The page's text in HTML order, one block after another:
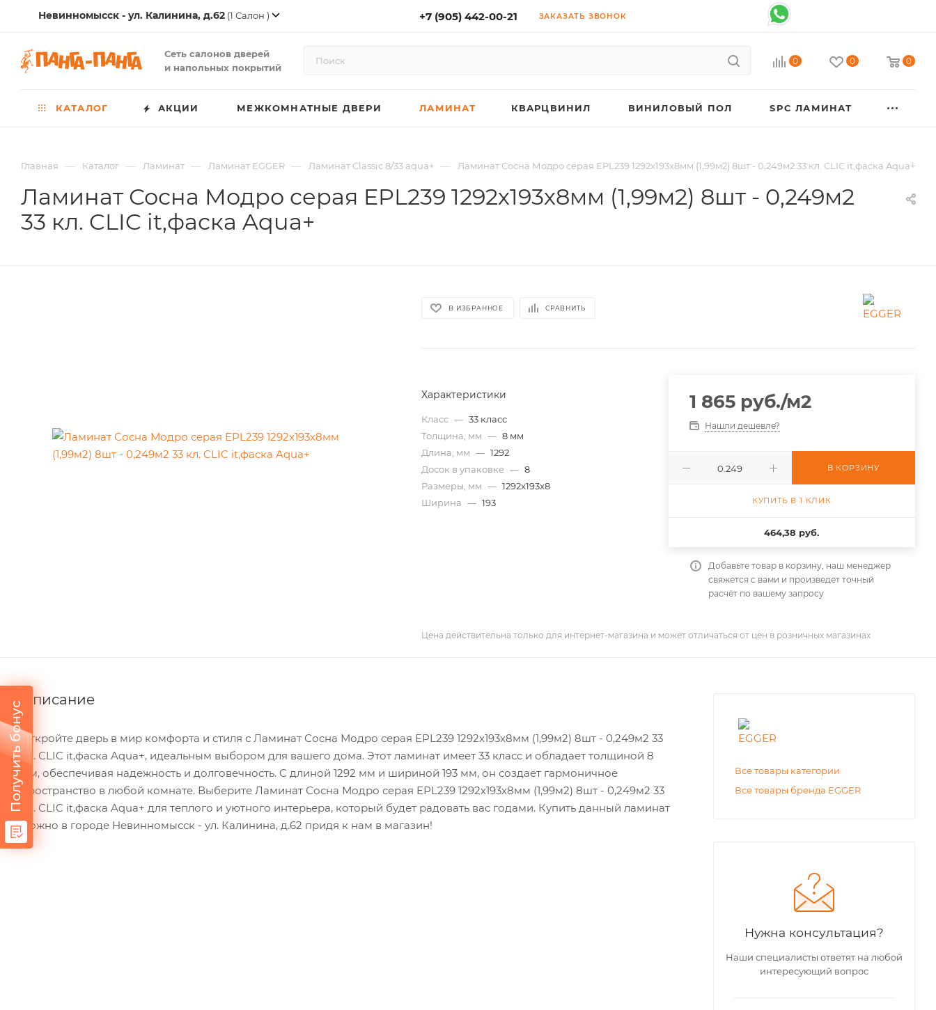
Невинномысск - ул. Калинина, д.62 (1 Салон ) +7 (905) 442-00-21 ЗАКАЗАТЬ ЗВОНОК
Сеть салонов дверей
и напольных покрытий
0 0 0
КАТАЛОГ АКЦИИ МЕЖКОМНАТНЫЕ ДВЕРИ ЛАМИНАТ КВАРЦВИНИЛ ВИНИЛОВЫЙ ПОЛ SPC ЛАМИНАТ
Главная — Каталог — Ламинат — Ламинат EGGER — Ламинат Classic 8/33 aqua+ — Ламинат Сосна Модро серая EPL239 1292х193х8мм (1,99м2) 8шт - 0,249м2 33 кл. CLIC it,фаска Aqua+
Ламинат Сосна Модро серая EPL239 1292х193х8мм (1,99м2) 8шт - 0,249м2
33 кл. CLIC it,фаска Aqua+
В ИЗБРАННОЕ СРАВНИТЬ
Характеристики
Класс — 33 класс
Толщина, мм — 8 мм
Длина, мм — 1292
Досок в упаковке — 8
Размеры, мм — 1292x193x8
Ширина — 193
1 865руб./м2
Нашли дешевле?
В КОРЗИНУ
КУПИТЬ В 1 КЛИК
464,38 руб.
Добавьте товар в корзину, наш менеджер
свяжется с вами и произведет точный
расчёт по вашему запросу
Цена действительна только для интернет-магазина и может отличаться от цен в розничных магазинах
Описание
Откройте дверь в мир комфорта и стиля с Ламинат Сосна Модро серая EPL239 1292х193х8мм (1,99м2) 8шт - 0,249м2 33
кл. CLIC it,фаска Aqua+, идеальным выбором для вашего дома. Этот ламинат имеет 33 класс и обладает толщиной 8
мм, обеспечивая надежность и долговечность. С длиной 1292 мм и шириной 193 мм, он создает гармоничное
пространство в любой комнате. Выберите Ламинат Сосна Модро серая EPL239 1292х193х8мм (1,99м2) 8шт - 0,249м2 33
кл. CLIC it,фаска Aqua+ для теплого и уютного интерьера, который будет радовать вас годами. Купить данный ламинат
можно в городе Невинномысск - ул. Калинина, д.62 придя к нам в магазин!
Все товары категории
Все товары бренда EGGER
Нужна консультация?
Наши специалисты ответят на любой
интересующий вопрос
Получить бонус